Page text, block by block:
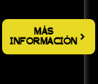
MÁS
INFORMACIÓN